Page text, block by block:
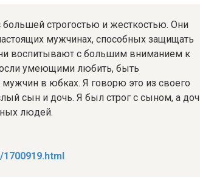
строгостью и жесткостью. Они
мужчинах, способных защищать
воспитывают с большим вниманием к
умеющими любить, быть
в юбках. Я говорю это из своего
сын и дочь. Я был строг с сыном, а
людей.